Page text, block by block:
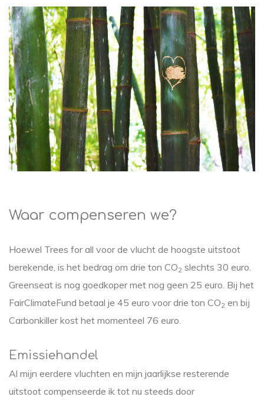
Waar compenseren we?
Hoewel Trees for all voor de vlucht de hoogste uitstoot
berekende, is het bedrag om drie ton CO2 slechts 30 euro.
Greenseat is nog goedkoper met nog geen 25 euro. Bij het
FairClimateFund betaal je 45 euro voor drie ton CO2 en bij
Carbonkiller kost het momenteel 76 euro.
Emissiehandel
Al mijn eerdere vluchten en mijn jaarlijkse resterende
uitstoot compenseerde ik tot nu steeds door